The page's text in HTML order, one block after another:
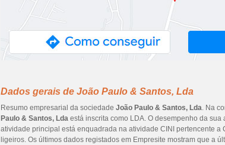
Dados gerais de João Paulo & Santos, Lda
Resumo empresarial da sociedade João Paulo & Santos, Lda. Na
Paulo & Santos, Lda está inscrita como LDA. O desempenho da
atividade principal está enquadrada na atividade CINI pertencente a
ligeiros. Os últimos dados registados em Empresite mostram que a